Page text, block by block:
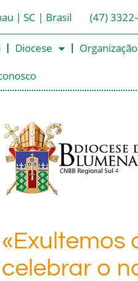
| SC | Brasil (47)
Diocese Organização
«Exultemos
celebrar o